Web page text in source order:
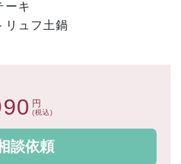
ーキ
リュフ土鍋
円
(税込)
談依頼